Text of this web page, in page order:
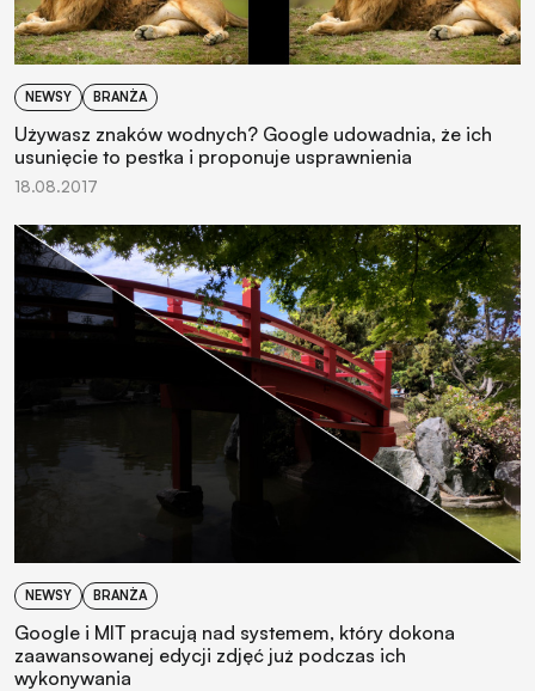
NEWSY BRANŻA
Używasz znaków wodnych? Google udowadnia, że ich
usunięcie to pestka i proponuje usprawnienia
18.08.2017
NEWSY BRANŻA
Google i MIT pracują nad systemem, który dokona
zaawansowanej edycji zdjęć już podczas ich
wykonywania